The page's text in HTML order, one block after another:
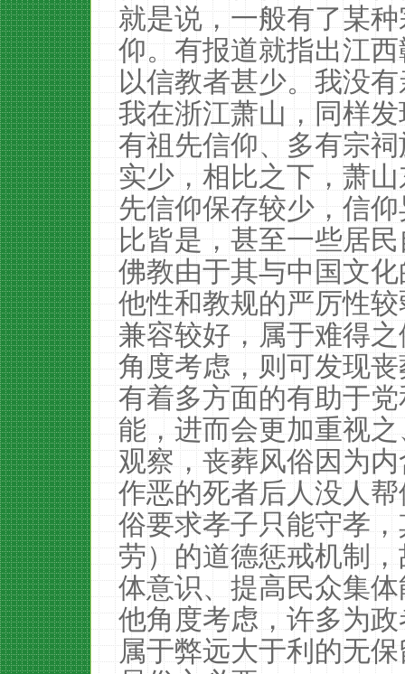
就是说，一般有了某
仰。有报道就指出江
以信教者甚少。我没
我在浙江萧山，同样
有祖先信仰、多有宗
实少，相比之下，萧
先信仰保存较少，信
比皆是，甚至一些居
佛教由于其与中国文
他性和教规的严厉性
兼容较好，属于难得
角度考虑，则可发现
有着多方面的有助于
能，进而会更加重视
观察，丧葬风俗因为
作恶的死者后人没人
俗要求孝子只能守孝
劳）的道德惩戒机制
体意识、提高民众集
他角度考虑，许多为
属于弊远大于利的无